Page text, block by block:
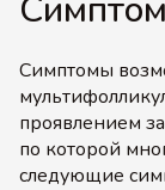
Симптомы
проявлением
по которой
следующие